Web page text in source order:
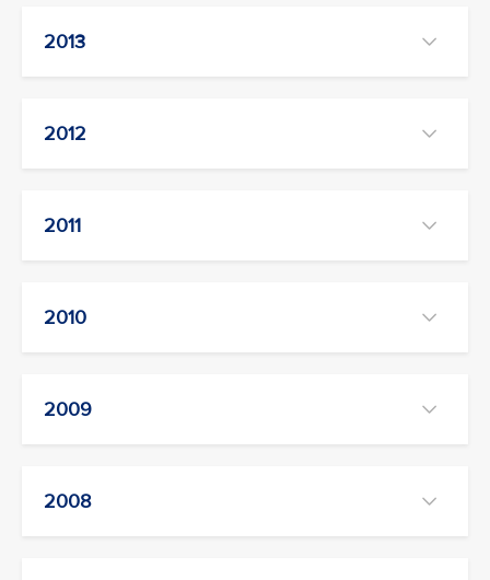
2013
2012
2011
2010
2009
2008